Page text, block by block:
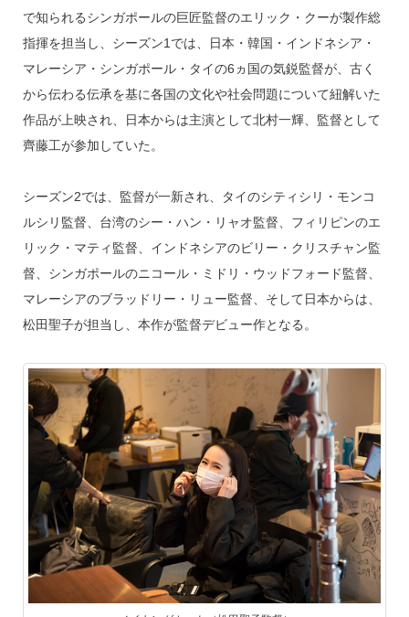
で知られるシンガポールの巨匠監督のエリック・クーが製作総
指揮を担当し、シーズン1では、日本・韓国・インドネシア・
マレーシア・シンガポール・タイの6ヵ国の気鋭監督が、古く
から伝わる伝承を基に各国の文化や社会問題について紐解いた
作品が上映され、日本からは主演として北村一輝、監督として
齊藤工が参加していた。
シーズン2では、監督が一新され、タイのシティシリ・モンコ
ルシリ監督、台湾のシー・ハン・リャオ監督、フィリピンのエ
リック・マティ監督、インドネシアのビリー・クリスチャン監
督、シンガポールのニコール・ミドリ・ウッドフォード監督、
マレーシアのブラッドリー・リュー監督、そして日本からは、
松田聖子が担当し、本作が監督デビュー作となる。